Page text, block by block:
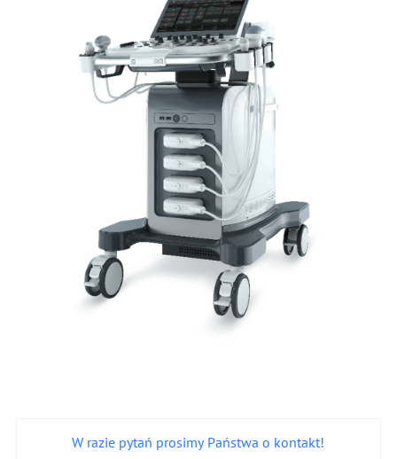
W razie pytań prosimy Państwa o kontakt!